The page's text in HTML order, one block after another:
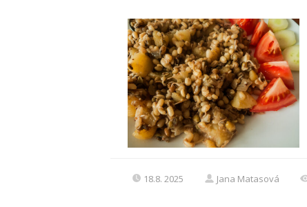
18.8. 2025 Jana Matasová